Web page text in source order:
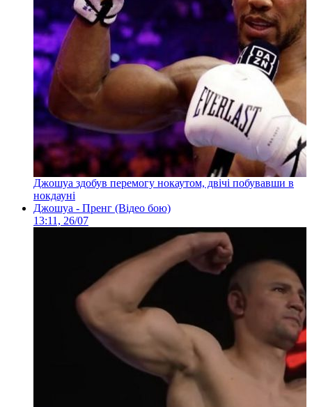
Джошуа здобув перемогу нокаутом, двічі побувавши в
нокдауні
Джошуа - Пренг (Відео бою)
13:11, 26/07